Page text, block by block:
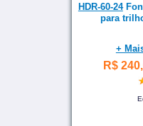
HDR-60-24
para
+
R$